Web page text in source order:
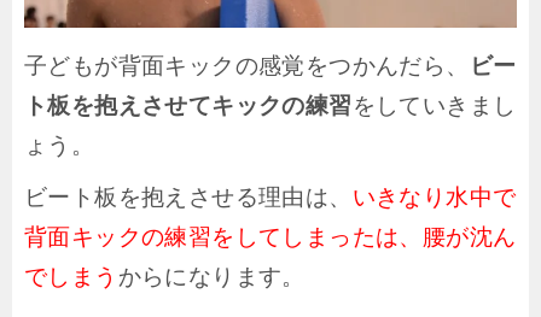
子どもが背面キックの感覚をつかんだら、
ビー
ト板を抱えさせてキックの練習をしていきまし
ょう。
ビート板を抱えさせる理由は、 いきなり水中で
背面キックの練習をしてしまったは、腰が沈ん
でしまう からになります。